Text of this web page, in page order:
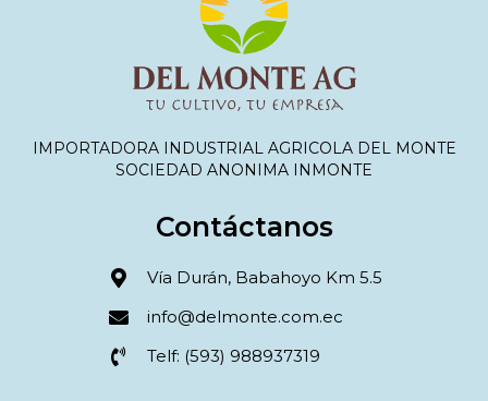
IMPORTADORA INDUSTRIAL AGRICOLA DEL MONTE
SOCIEDAD ANONIMA INMONTE
Contáctanos
Vía Durán, Babahoyo Km 5.5
info@delmonte.com.ec
Telf: (593) 988937319